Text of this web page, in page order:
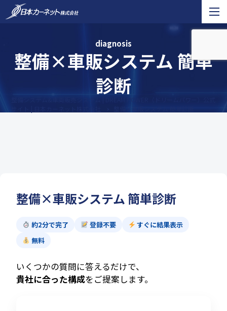
diagnosis
整備×車販システム 簡単
診断
整備×車販システム 簡単診断
約2分で完了 登録不要
すぐに結果表示
無料
いくつかの質問に答えるだけで、
貴社に合った構成をご提案します。